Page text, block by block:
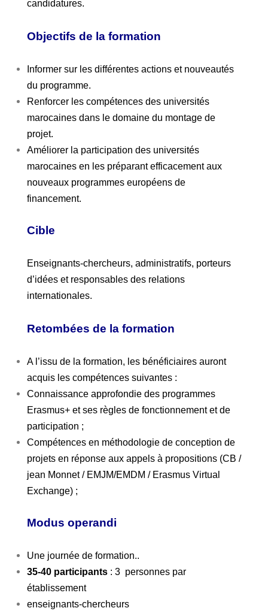
candidatures.
Objectifs de la formation
Informer sur les différentes actions et nouveautés
du programme.
Renforcer les compétences des universités
marocaines dans le domaine du montage de
projet.
Améliorer la participation des universités
marocaines en les préparant efficacement aux
nouveaux programmes européens de
financement.
Cible
Enseignants-chercheurs, administratifs, porteurs
d’idées et responsables des relations
internationales.
Retombées de la formation
A l’issu de la formation, les bénéficiaires auront
acquis les compétences suivantes :
Connaissance approfondie des programmes
Erasmus+ et ses règles de fonctionnement et de
participation ;
Compétences en méthodologie de conception de
projets en réponse aux appels à propositions (CB /
jean Monnet / EMJM/EMDM / Erasmus Virtual
Exchange) ;
Modus operandi
Une journée de formation..
35-40 participants : 3 personnes par
établissement
enseignants-chercheurs